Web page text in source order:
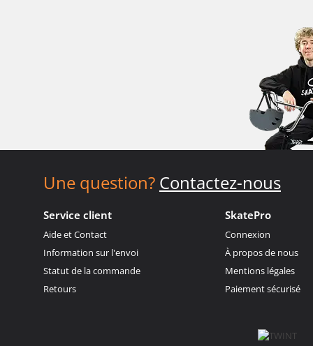
Une question? Contactez-nous
Service client
Aide et Contact
Information sur l'envoi
Statut de la commande
Retours
SkatePro
Connexion
À propos de nous
Mentions légales
Paiement sécurisé